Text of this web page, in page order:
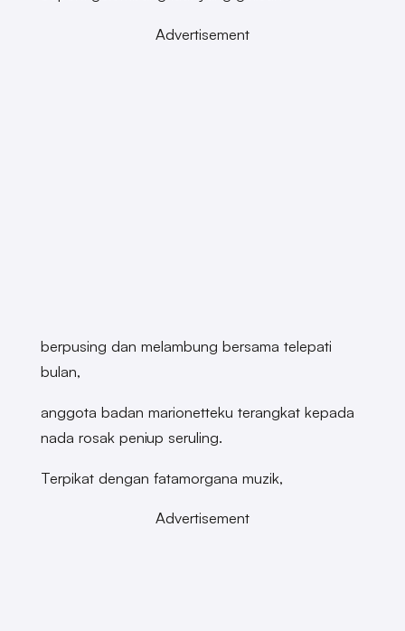
Advertisement
berpusing dan melambung bersama telepati
bulan,
anggota badan marionetteku terangkat kepada
nada rosak peniup seruling.
Terpikat dengan fatamorgana muzik,
Advertisement